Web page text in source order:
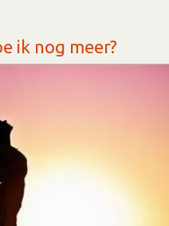
ik nog meer?